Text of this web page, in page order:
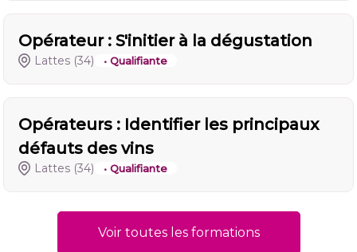
Opérateur : S'initier à la dégustation
Lattes (34) • Qualifiante
Opérateurs : Identifier les principaux
défauts des vins
Lattes (34) • Qualifiante
Voir toutes les formations